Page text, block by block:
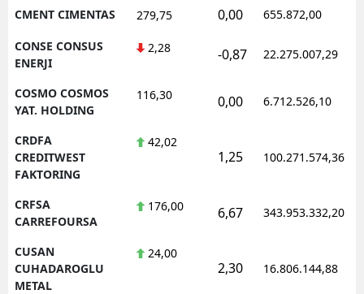
CMENT CIMENTAS 279,75 0,00 655.872,00
CONSE CONSUS
ENERJI
2,28 -0,87 22.275.007,29
COSMO COSMOS
YAT. HOLDING
116,30 0,00 6.712.526,10
CRDFA
CREDITWEST
FAKTORING
42,02
1,25 100.271.574,36
CRFSA
CARREFOURSA
176,00 6,67 343.953.332,20
CUSAN
CUHADAROGLU
METAL
24,00
2,30 16.806.144,88